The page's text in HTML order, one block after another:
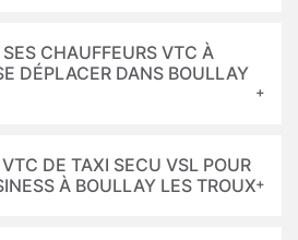
CHAUFFEURS VTC À
DÉPLACER DANS BOULLAY
DE TAXI SECU VSL POUR
À BOULLAY LES TROUX